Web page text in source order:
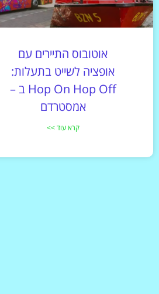
אוטובוס התיירים עם
אופציה לשייט בתעלות:
Hop On Hop Off ב –
אמסטרדם
קרא עוד >>